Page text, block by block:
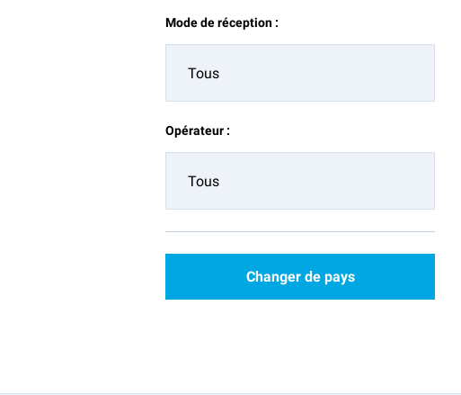
Mode de réception :
Tous
Opérateur :
Tous
Changer de pays